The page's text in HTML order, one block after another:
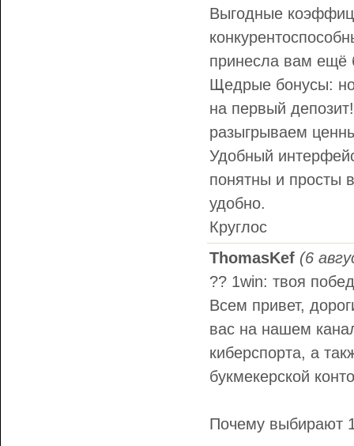
Выгодные
принесла вам ещё
Щедрые бонусы:
на первый
разыгрываем
Удобный
понятны и просты
удобно.
Круглос
ThomasKef (6
?? 1win: твоя
Всем привет,
вас на нашем
киберспорта, а
букмекерской
Почему выбирают